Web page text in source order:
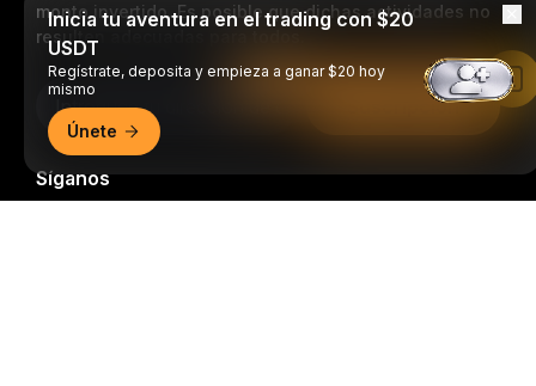
monto invertido. Es posible que dichas actividades no
resulten adecuadas para todos.
Suscripción
Síganos
Inicia tu aventura en el trading con $20
USDT
Regístrate, deposita y empieza a ganar $20 hoy
mismo
Únete
Leer en la aplicación de Bybit